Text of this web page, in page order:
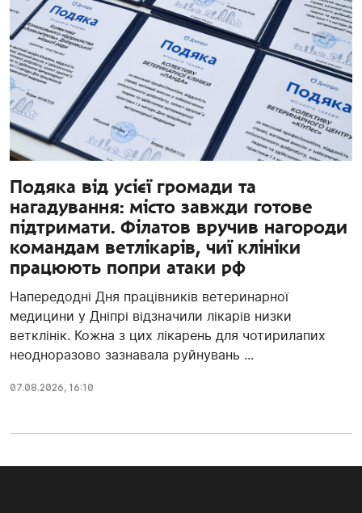
Подяка від усієї громади та
нагадування: місто завжди готове
підтримати. Філатов вручив нагороди
командам ветлікарів, чиї клініки
працюють попри атаки рф
Напередодні Дня працівників ветеринарної
медицини у Дніпрі відзначили лікарів низки
ветклінік. Кожна з цих лікарень для чотирилапих
неодноразово зазнавала руйнувань ...
07.08.2026, 16:10